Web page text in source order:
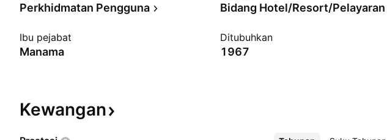
Perkhidmatan Pengguna Bidang Hotel/Resort/Pelayaran
Ibu pejabat
Manama
Ditubuhkan
1967
Kewangan